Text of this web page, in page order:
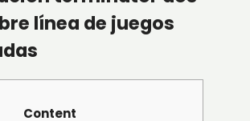
línea de juegos
Content